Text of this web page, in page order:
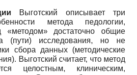
Выготский описывает три
метода педологии,
«методом» достаточно общие
(пути) исследования, но не
сбора данных (методические
Выготский считает, что метод
целостным, клиническим,